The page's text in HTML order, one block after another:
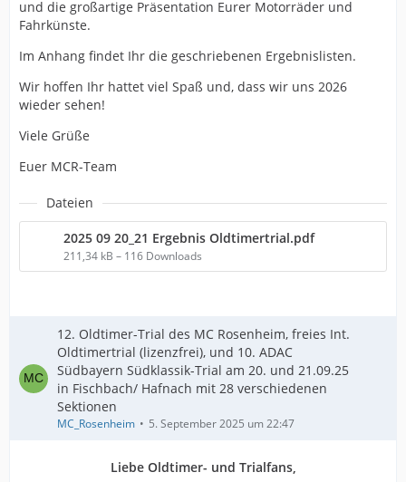
und die großartige Präsentation Eurer Motorräder und
Fahrkünste.
Im Anhang findet Ihr die geschriebenen Ergebnislisten.
Wir hoffen Ihr hattet viel Spaß und, dass wir uns 2026
wieder sehen!
Viele Grüße
Euer MCR-Team
Dateien
2025 09 20_21 Ergebnis Oldtimertrial.pdf
211,34 kB – 116 Downloads
12. Oldtimer-Trial des MC Rosenheim, freies Int.
Oldtimertrial (lizenzfrei), und 10. ADAC
Südbayern Südklassik-Trial am 20. und 21.09.25
in Fischbach/ Hafnach mit 28 verschiedenen
Sektionen
MC_Rosenheim 5. September 2025 um 22:47
Liebe Oldtimer- und Trialfans,